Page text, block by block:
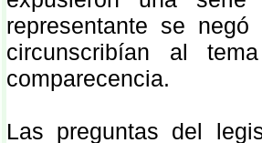
representante se
circunscribían al
comparecencia.
Las preguntas del